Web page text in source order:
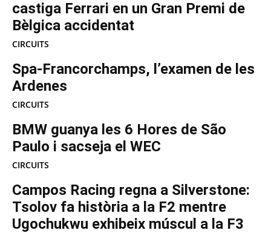
castiga Ferrari en un Gran Premi de
Bèlgica accidentat
CIRCUITS
Spa-Francorchamps, l’examen de les
Ardenes
CIRCUITS
BMW guanya les 6 Hores de São
Paulo i sacseja el WEC
CIRCUITS
Campos Racing regna a Silverstone:
Tsolov fa història a la F2 mentre
Ugochukwu exhibeix múscul a la F3